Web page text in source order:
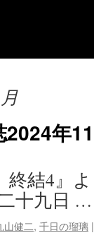
年
結4』
十九日
山健二, 千日の瑠璃 |